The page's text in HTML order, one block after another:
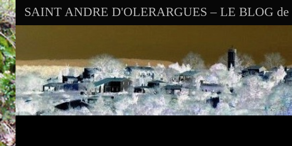
SAINT ANDRE D'OLERARGUES – LE BLOG